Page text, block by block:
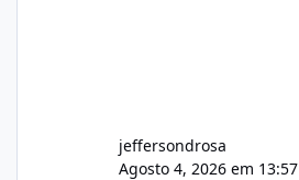
jeffersondrosa
Agosto 4, 2026 em 13:57